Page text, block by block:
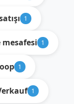
1
1
1
1